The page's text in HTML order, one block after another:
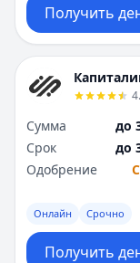
Получить
Сумма
до
Срок
до
Одобрение
Онлайн Срочно
Получить